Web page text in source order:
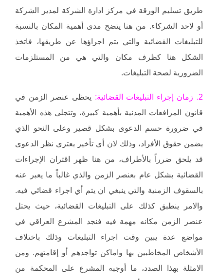
طريق تسليم الورقة في مركز ادارة الشركة لمدير الشركة
أو لاحد الشركاء. من هنا يتضح مدى أهمية المكان بالنسبة
للتبليغات القضائية والتي يتم اجراؤها عن طريقها، فاتخذ
الشكل هنا كظرف مكان والتي هي من المستلزمات
الضرورية لصحة التبليغات.
2. زمان إجراء التبليغات القضائية:
يحظى عنصر الزمن في
قانون المرافعات المدنية بأهمية كبيرة، وتتجلى هذه الأهمية
في ضرورة حسم الدعوى بشكل قصير وعلى النحو الذي
يضمن حقوق الأفراد، وذلك لان أي تأخير يعتري نظر الدعوى
قد يلحق ضرراً بالأطراف، من هنا ظهر اقتران الإجراءات
القضائية بشكل عام بعنصر الزمن والذي غالباً ما يعبر عنه
بالسقوف الزمنية والتي ينبغي ان يتم أي اجراء قضائي فيه.
والامر ينطبق كذلك على التبليغات القضائية، حيث يحتل
عنصر الزمن مكانه مهمة فيه فنجد المشرع العراقي في
مواضع عدة يبين وقت اجراء التبليغات وذلك باختلاف
الأشخاص المخاطبين بها واماكن تواجدهم أو إقامتهم. ومن
الامثلة بهذا الصدد، ما أوجبه المشرع على المحكمة من